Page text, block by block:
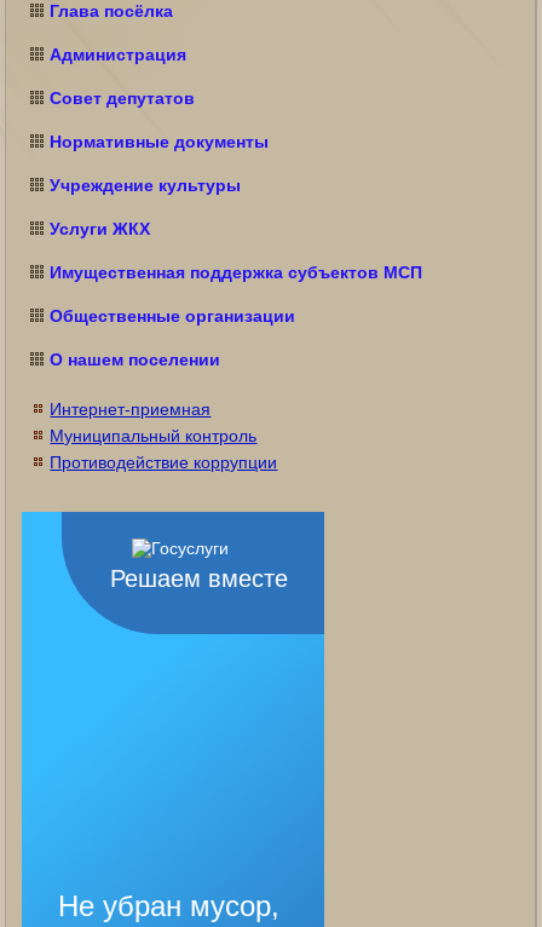
Глава посёлка
Администрация
Совет депутатов
Нормативные документы
Учреждение культуры
Услуги ЖКХ
Имущественная поддержка субъектов МСП
Общественные организации
О нашем поселении
Интернет-приемная
Муниципальный контроль
Противодействие коррупции
Решаем вместе
Не убран мусор,